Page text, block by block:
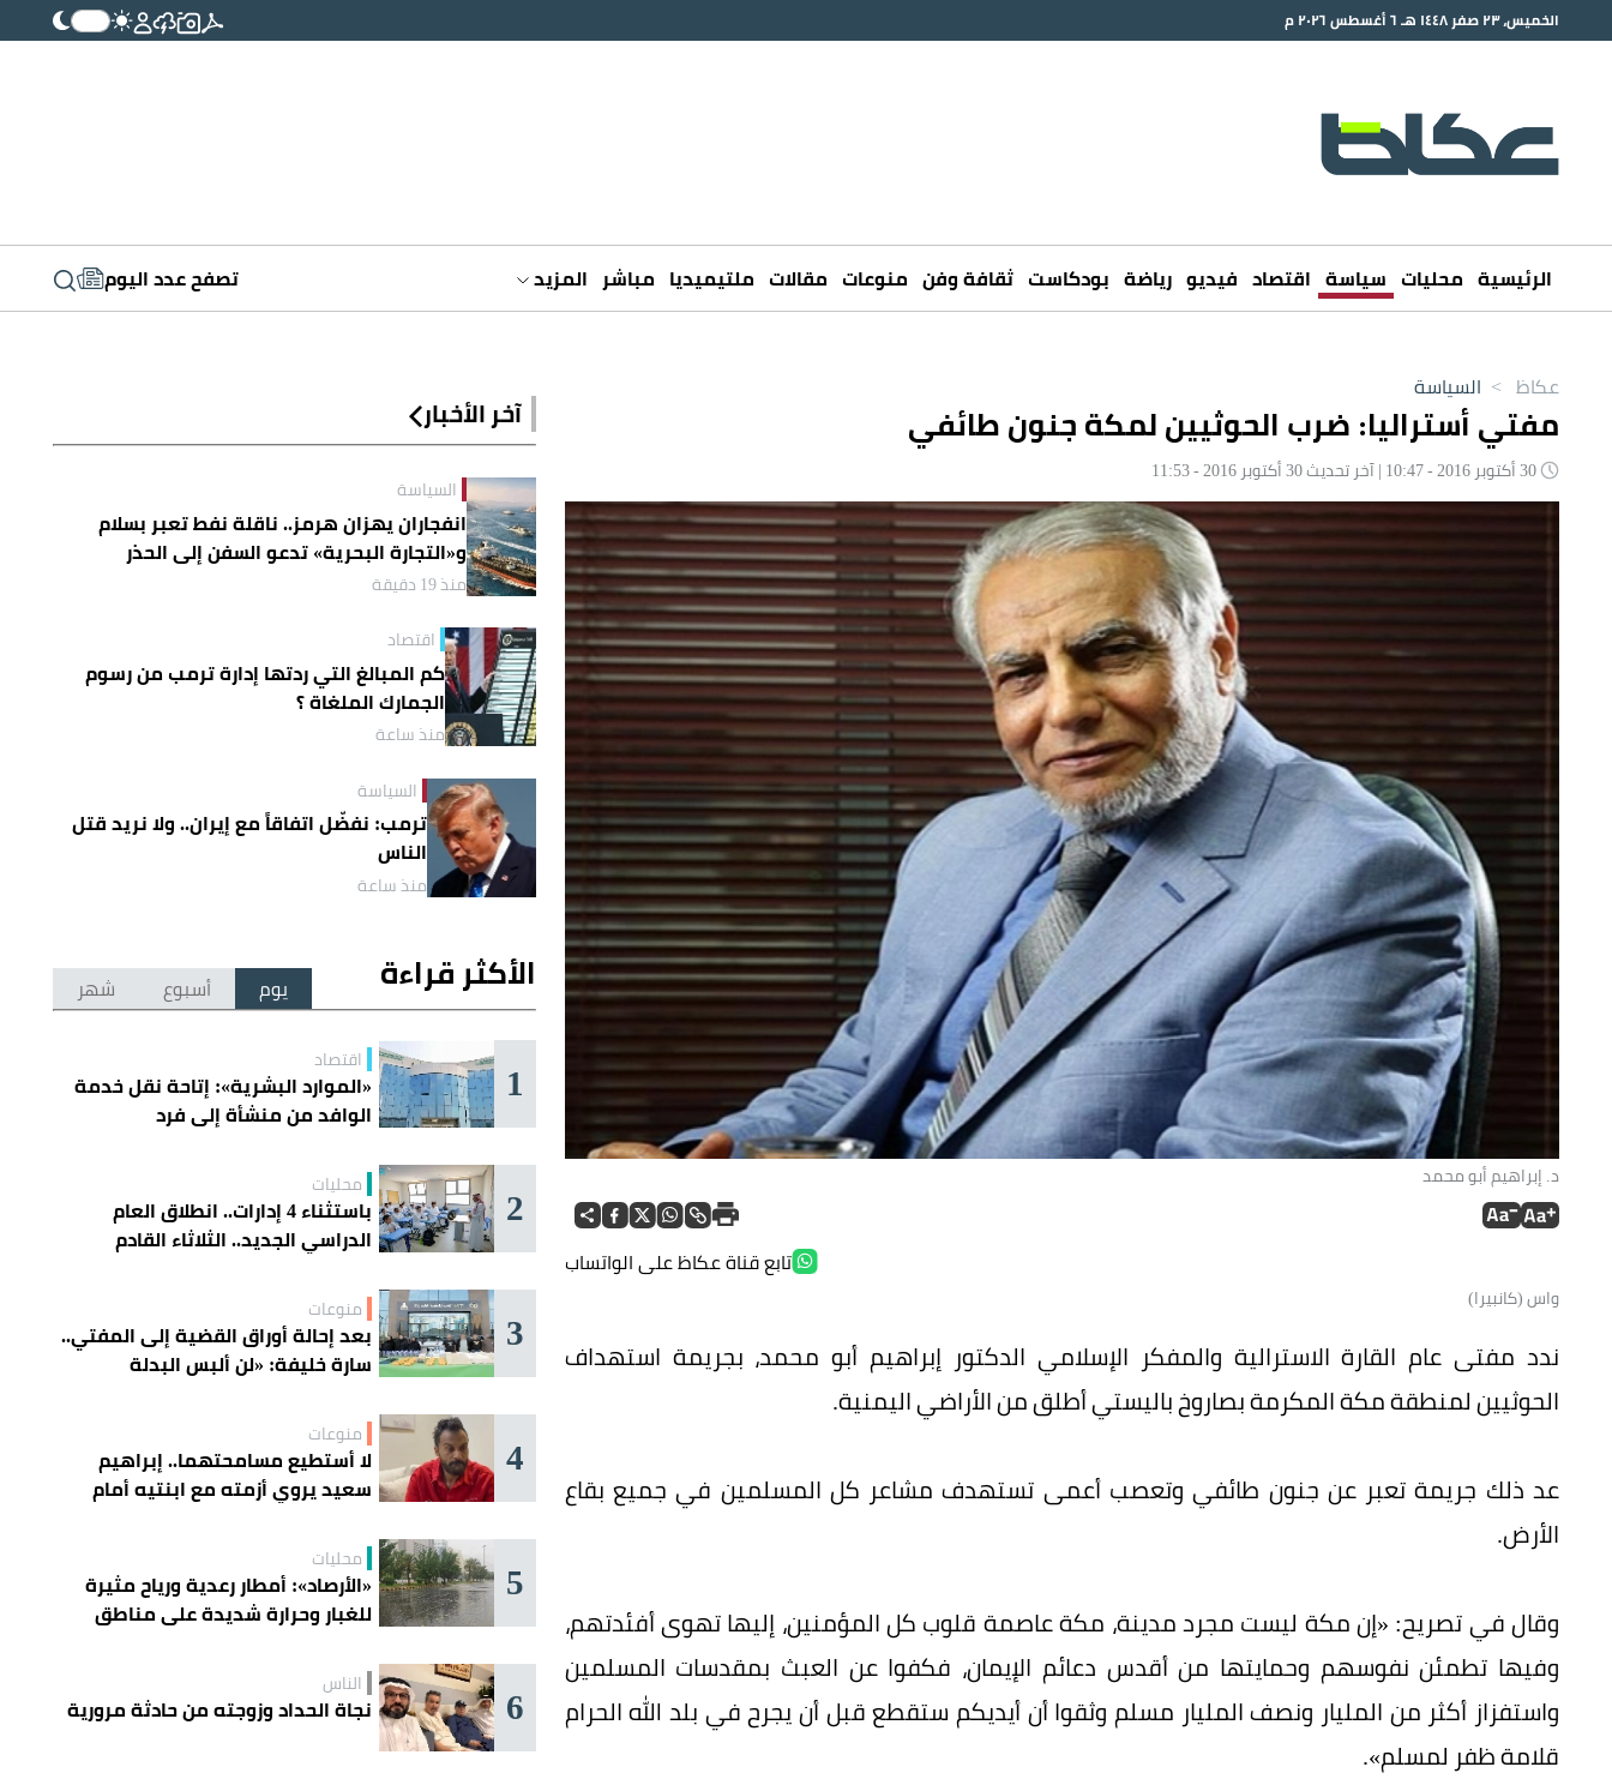
الخميس، ٢٣ صفر ١٤٤٨ هـ ٦ أغسطس ٢٠٢٦ م
الرئيسية محليات سياسة اقتصاد فيديو رياضة بودكاست ثقافة وفن منوعات مقالات ملتيميديا مباشر المزيد تصفح عدد اليوم
عكاظ > السياسة
مفتي أستراليا: ضرب الحوثيين لمكة جنون طائفي
د. إبراھيم أبو محمد
تابع قناة عكاظ على الواتساب
واس (كانبيرا)
ندد مفتى عام القارة الاسترالية والمفكر الإسلامي الدكتور إبراھيم أبو محمد، بجريمة استهداف
الحوثيين لمنطقة مكة المكرمة بصاروخ باليستي أطلق من الأراضي اليمنية.
عد ذلك جريمة تعبر عن جنون طائفي وتعصب أعمى تستهدف مشاعر كل المسلمين في جميع بقاع
الأرض.
وقال في تصريح: «إن مكة ليست مجرد مدينة، مكة عاصمة قلوب كل المؤمنين، إليھا تھوى أفئدتهم،
وفيھا تطمئن نفوسھم وحمايتھا من أقدس دعائم الإيمان، فكفوا عن العبث بمقدسات المسلمين
واستفزاز أكثر من المليار ونصف المليار مسلم وثقوا أن أيديكم ستقطع قبل أن يجرح في بلد الله الحرام
قلامة ظفر لمسلم».
آخر الأخبار
السياسة
انفجاران يهزان هرمز.. ناقلة نفط تعبر بسلام
و«التجارة البحرية» تدعو السفن إلى الحذر
منذ 19 دقيقة
اقتصاد
كم المبالغ التي ردتها إدارة ترمب من رسوم
الجمارك الملغاة ؟
منذ ساعة
السياسة
ترمب: نفضّل اتفاقاً مع إيران.. ولا نريد قتل
الناس
منذ ساعة
الأكثر قراءة يوم أسبوع شهر
1 اقتصاد
«الموارد البشرية»: إتاحة نقل خدمة
الوافد من منشأة إلى فرد
2 محليات
باستثناء 4 إدارات.. انطلاق العام
الدراسي الجديد.. الثلاثاء القادم
3 منوعات
بعد إحالة أوراق القضية إلى المفتي..
سارة خليفة: «لن ألبس البدلة
4 منوعات
لا أستطيع مسامحتهما.. إبراهيم
سعيد يروي أزمته مع ابنتيه أمام
5 محليات
«الأرصاد»: أمطار رعدية ورياح مثيرة
للغبار وحرارة شديدة على مناطق
6 الناس
نجاة الحداد وزوجته من حادثة مرورية